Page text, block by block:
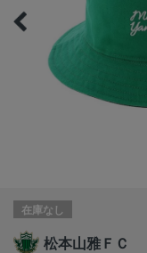
在庫なし
松本山雅ＦＣ